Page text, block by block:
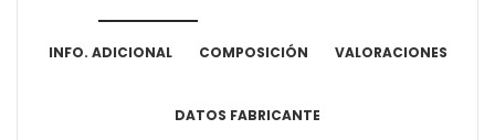
INFO. ADICIONAL COMPOSICIÓN VALORACIONES
DATOS FABRICANTE